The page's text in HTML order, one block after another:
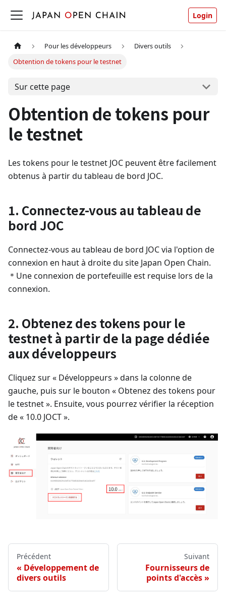
Login
Pour les développeurs
Divers outils
Obtention de tokens pour le testnet
Sur cette page
Obtention de tokens pour
le testnet
Les tokens pour le testnet JOC peuvent être facilement
obtenus à partir du tableau de bord JOC.
1. Connectez-vous au tableau de
bord JOC
Connectez-vous au tableau de bord JOC via l'option de
connexion en haut à droite du site Japan Open Chain.
＊Une connexion de portefeuille est requise lors de la
connexion.
2. Obtenez des tokens pour le
testnet à partir de la page dédiée
aux développeurs
Cliquez sur « Développeurs » dans la colonne de
gauche, puis sur le bouton « Obtenez des tokens pour
le testnet ». Ensuite, vous pourrez vérifier la réception
de « 10.0 JOCT ».
Précédent
Développement de
divers outils
Suivant
Fournisseurs de
points d'accès